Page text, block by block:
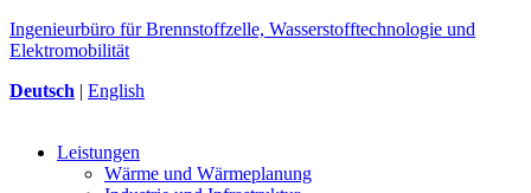
Ingenieurbüro für Brennstoffzelle, Wasserstofftechnologie und
Elektromobilität
Deutsch | English
Leistungen
Wärme und Wärmeplanung